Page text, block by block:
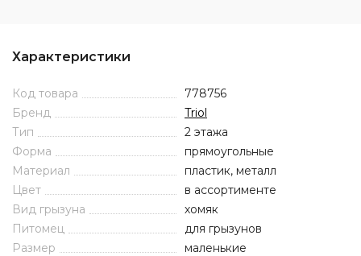
Характеристики
Код товара
778756
Бренд
Triol
Тип
2 этажа
Форма
прямоугольные
Материал
пластик, металл
Цвет
в ассортименте
Вид грызуна
хомяк
Питомец
для грызунов
Размер
маленькие